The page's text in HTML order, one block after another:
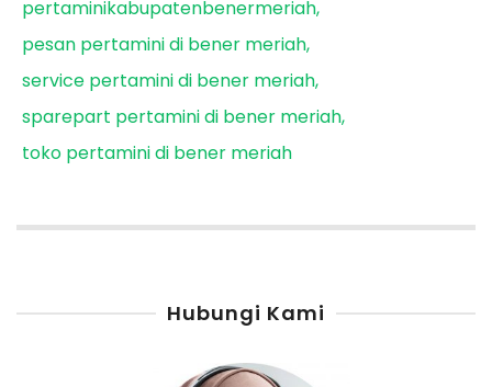
pertaminikabupatenbenermeriah
pesan pertamini di bener meriah
service pertamini di bener meriah
sparepart pertamini di bener meriah
toko pertamini di bener meriah
Hubungi Kami